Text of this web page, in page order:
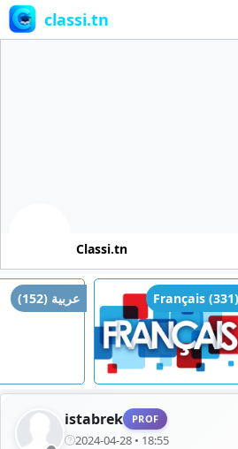
classi.tn
Classi.tn
عربية (152) Français (331)
istabrek PROF
2024-04-28 • 18:55